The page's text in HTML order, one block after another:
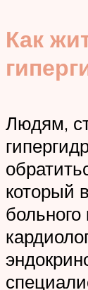
Как
Людям,
который
больного